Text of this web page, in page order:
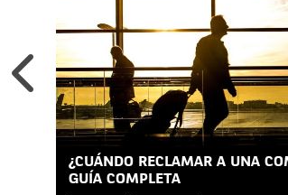
¿CUÁNDO RECLAMAR A UNA
GUÍA COMPLETA